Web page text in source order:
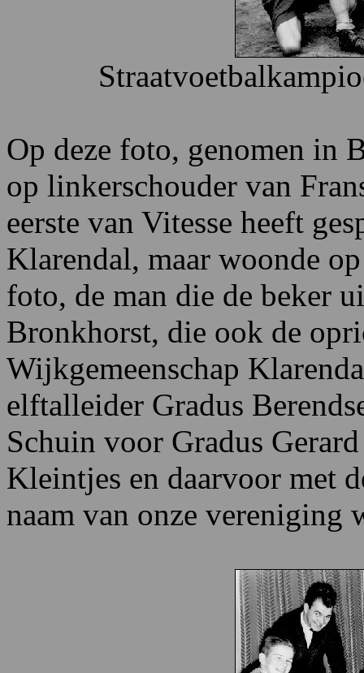
Op deze foto, genomen in
op linkerschouder van
eerste van Vitesse heeft
Klarendal, maar woonde
foto, de man die de beker
Bronkhorst, die ook de
Wijkgemeenschap
elftalleider Gradus
Schuin voor Gradus
Kleintjes en daarvoor met
naam van onze vereniging